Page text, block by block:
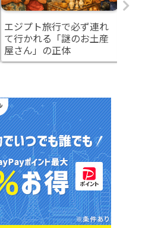
エジプト旅行で必ず連れ
て行かれる「謎のお土産
屋さん」の正体